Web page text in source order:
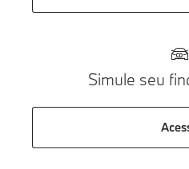
Simule seu